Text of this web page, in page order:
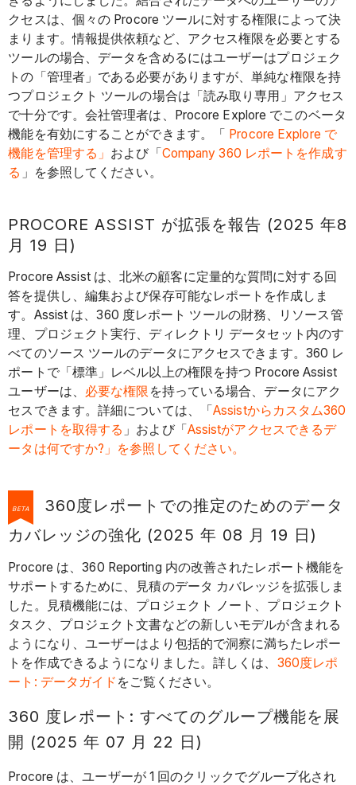
クセスは、個々の Procore ツールに対する権限によって決
まります。情報提供依頼など、アクセス権限を必要とする
ツールの場合、データを含めるにはユーザーはプロジェク
トの「管理者」である必要がありますが、単純な権限を持
つプロジェクト ツールの場合は「読み取り専用」アクセス
で十分です。会社管理者は、Procore Explore でこのベータ
機能を有効にすることができます。「 Procore Explore で
機能を管理する」 および「Company 360 レポートを作成す
る 」を参照してください。
PROCORE ASSIST が拡張を報告 (2025 年8
月 19 日)
Procore Assist は、北米の顧客に定量的な質問に対する回
答を提供し、編集および保存可能なレポートを作成しま
す。Assist は、360 度レポート ツールの財務、リソース管
理、プロジェクト実行、ディレクトリ データセット内のす
べてのソース ツールのデータにアクセスできます。360 レ
ポートで「標準」レベル以上の権限を持つ Procore Assist
ユーザーは、 必要な権限 を持っている場合、データにアク
セスできます。詳細については、「 Assistからカスタム360
レポートを取得する 」および「 Assistがアクセスできるデ
ータは何ですか?」を参照してください。
BETA
360度レポートでの推定のためのデータ
カバレッジの強化 (2025 年 08 月 19 日)
Procore は、360 Reporting 内の改善されたレポート機能を
サポートするために、見積のデータ カバレッジを拡張しま
した。見積機能には、プロジェクト ノート、プロジェクト
タスク、プロジェクト文書などの新しいモデルが含まれる
ようになり、ユーザーはより包括的で洞察に満ちたレポー
トを作成できるようになりました。詳しくは、 360度レポ
ート: データガイド をご覧ください。
360 度レポート: すべてのグループ機能を展
開 (2025 年 07 月 22 日)
Procore は、ユーザーが 1 回のクリックでグループ化され